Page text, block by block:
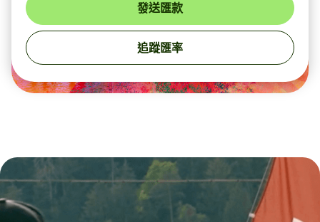
發送匯款
追蹤匯率